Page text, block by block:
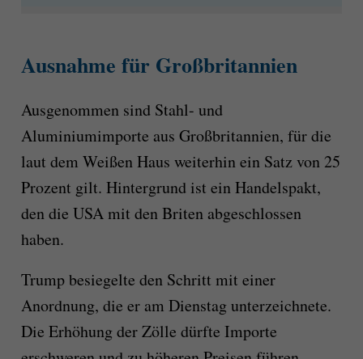
Ausnahme für Großbritannien
Ausgenommen sind Stahl- und
Aluminiumimporte aus Großbritannien, für die
laut dem Weißen Haus weiterhin ein Satz von 25
Prozent gilt. Hintergrund ist ein Handelspakt,
den die USA mit den Briten abgeschlossen
haben.
Trump besiegelte den Schritt mit einer
Anordnung, die er am Dienstag unterzeichnete.
Die Erhöhung der Zölle dürfte Importe